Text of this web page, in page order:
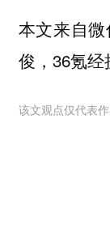
本文来自
俊，36氪经
该文观点仅代表